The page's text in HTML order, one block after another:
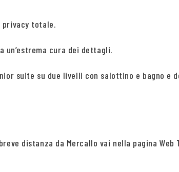
privacy totale.
un’estrema cura dei dettagli.
suite su due livelli con salottino e bagno e
distanza da Mercallo vai nella pagina Web